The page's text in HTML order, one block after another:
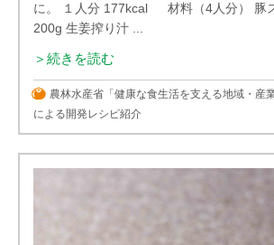
に。 １人分 177kcal 材料（4人分） 豚ス
200g 生姜搾り汁 ...
＞続きを読む
農林水産省「健康な食生活を支える地域・産
による開発レシピ紹介